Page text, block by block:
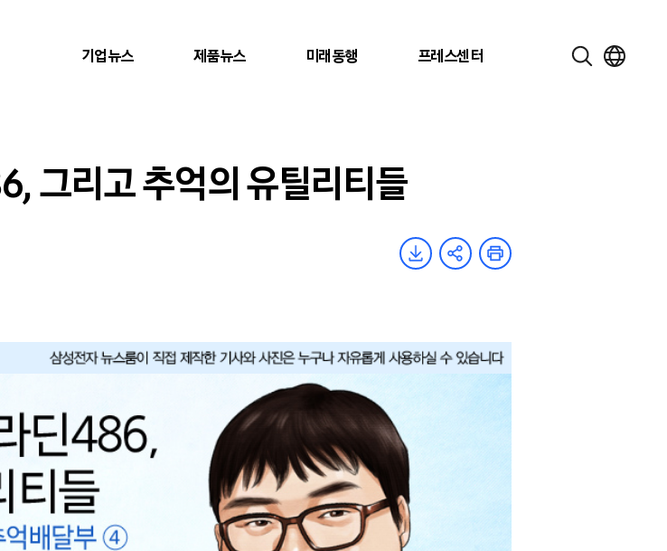
기업뉴스 제품뉴스 미래동행 프레스센터
그리고 추억의 유틸리티들